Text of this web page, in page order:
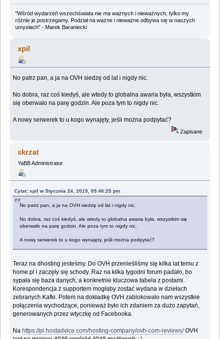
"Wśród wydarzeń wszechświata nie ma ważnych i nieważnych, tylko my
różnie je postrzegamy. Podział na ważne i nieważne odbywa się w naszych
umysłach" - Marek Baraniecki
xpil
No patrz pan, a ja na OVH siedzę od lat i nigdy nic.
No dobra, raz coś kiedyś, ale wtedy to globalna awaria była, wszystkim
się oberwało na parę godzin. Ale poza tym to nigdy nic.
A nowy serwerek to u kogo wynajęty, jeśli można podpytać?
Zapisane
skrzat
YaBB Administrator
Cytat: xpil w Stycznia 24, 2019, 05:46:25 pm
No patrz pan, a ja na OVH siedzę od lat i nigdy nic.
No dobra, raz coś kiedyś, ale wtedy to globalna awaria była, wszystkim się
oberwało na parę godzin. Ale poza tym to nigdy nic.
A nowy serwerek to u kogo wynajęty, jeśli można podpytać?
Teraz na dhosting jesteśmy. Do OVH przenieśliśmy się kilka lat temu z
home.pl i zaczęły się schody. Raz na kilka tygodni forum padało, bo
sypała się baza danych, a konkretnie kluczowa tabela z postami.
Korespondencja z supportem mogłaby zostać wydana w dziełach
zebranych Kafki. Potem na dokładkę OVH zablokowało nam wszystkie
połączenia wychodzące, ponieważ było ich zdaniem za dużo zapytań,
generowanych przez wtyczkę od Facebooka.
Na https://pl.hostadvice.com/hosting-company/ovh-com-reviews/OVH